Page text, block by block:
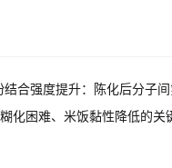
结合强度提升：陈化后分子
化困难、米饭黏性降低的关